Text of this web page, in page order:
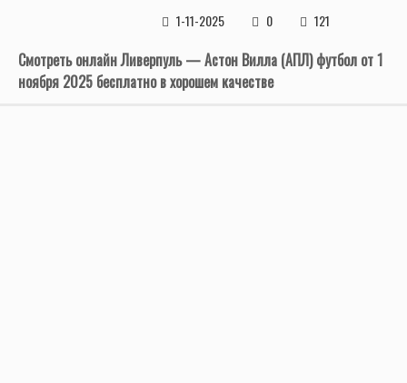
1-11-2025
0 121
Смотреть онлайн Ливерпуль — Астон Вилла (АПЛ) футбол от 1
ноября 2025 бесплатно в хорошем качестве